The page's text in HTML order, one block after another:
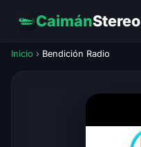
CaimánStereo
Inicio › Bendición Radio